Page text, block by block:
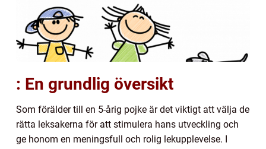
: En grundlig översikt
Som förälder till en 5-årig pojke är det viktigt att välja de
rätta leksakerna för att stimulera hans utveckling och
ge honom en meningsfull och rolig lekupplevelse. I